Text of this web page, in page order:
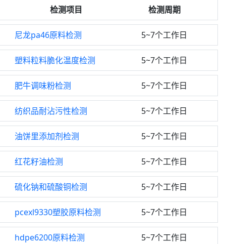
检测项目 检测周期
尼龙pa46原料检测 5~7个工作日
塑料粒料脆化温度检测 5~7个工作日
肥牛调味粉检测 5~7个工作日
纺织品耐沾污性检测 5~7个工作日
油饼里添加剂检测 5~7个工作日
红花籽油检测 5~7个工作日
硫化钠和硫酸铜检测 5~7个工作日
pcexl9330塑胶原料检测 5~7个工作日
hdpe6200原料检测 5~7个工作日